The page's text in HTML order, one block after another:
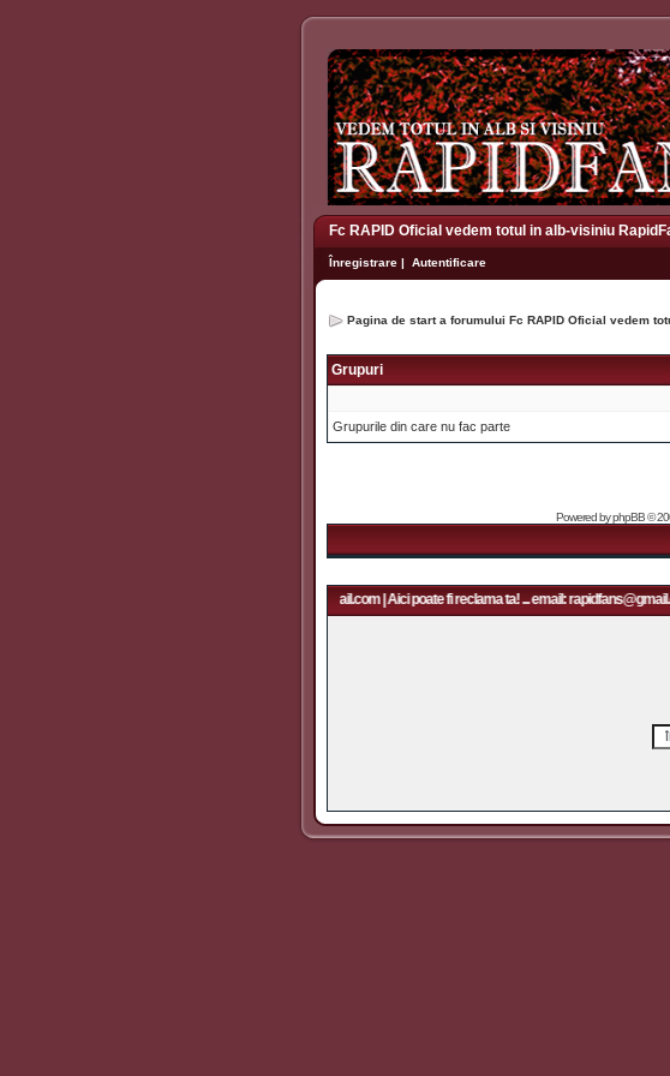
Fc RAPID Oficial vedem totul in alb-visiniu
Înregistrare | Autentificare
Pagina de start a forumului Fc RAPID Oficial vedem
Grupuri
Grupurile din care nu fac parte
Powered byphpBB©
Aici poate fi reclama ta! ... email: rapidfans@gmail.com | Aici poate fi reclama ta! ... email: